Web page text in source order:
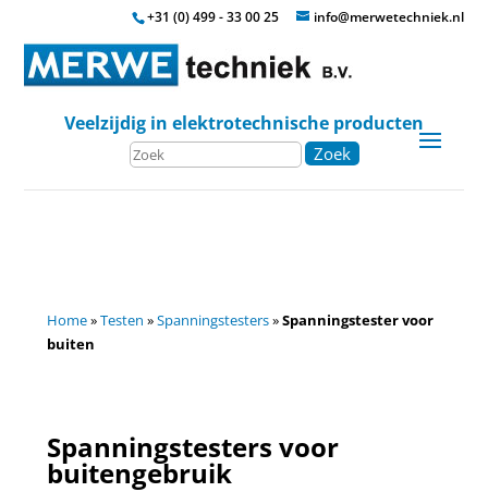
+31 (0) 499 - 33 00 25 info@merwetechniek.nl
Veelzijdig in elektrotechnische producten
Zoek
Home»Testen »Spanningstesters»Spanningstester voor
buiten
Spanningstesters voor
buitengebruik